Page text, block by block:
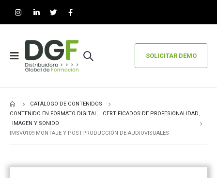
SOLICITAR DEMO
CATÁLOGO DE CONTENIDOS
CONTENIDO EN FORMATO DIGITAL, CERTIFICADOS DE PROFESIONALIDAD,
IMAGEN Y SONIDO
IMSV0109 MONTAJE Y POSTPRODUCCIÓN DE AUDIOVISUALES